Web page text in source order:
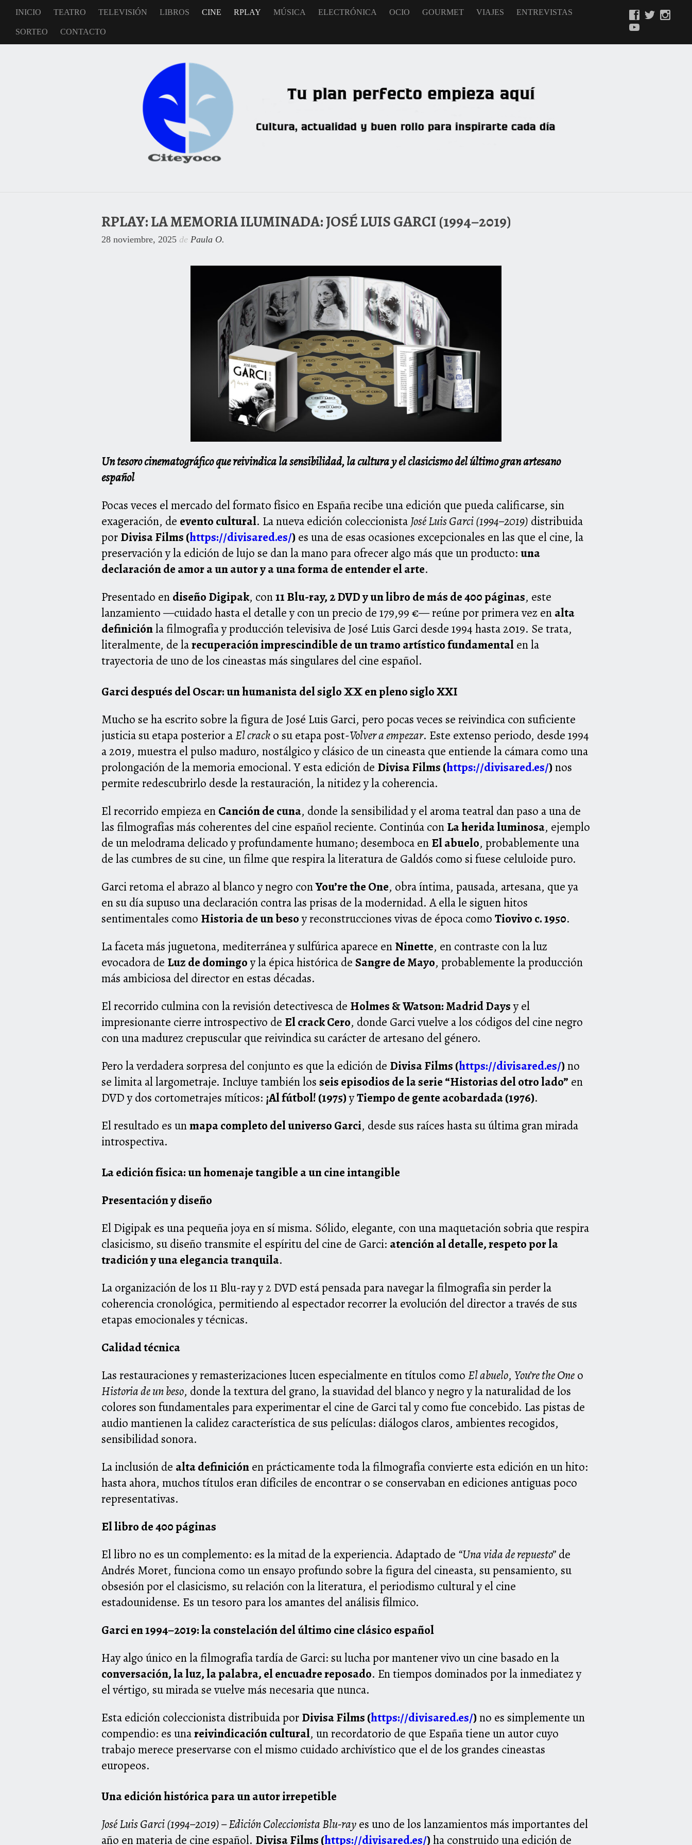
INICIO TEATRO TELEVISIÓN LIBROS CINE RPLAY MÚSICA ELECTRÓNICA OCIO GOURMET VIAJES ENTREVISTAS
SORTEO CONTACTO
RPLAY: LA MEMORIA ILUMINADA: JOSÉ LUIS GARCI (1994–2019)
28 noviembre, 2025 de Paula O.
Un tesoro cinematográfico que reivindica la sensibilidad, la cultura y el clasicismo del último gran artesano
español
Pocas veces el mercado del formato físico en España recibe una edición que pueda calificarse, sin
exageración, de evento cultural. La nueva edición coleccionistaJosé Luis Garci (1994–2019) distribuida
porDivisa Films (https://divisared.es/) es una de esas ocasiones excepcionales en las que el cine, la
preservación y la edición de lujo se dan la mano para ofrecer algo más que un producto:una
declaración de amor a un autor y a una forma de entender el arte.
Presentado endiseño Digipak, con11 Blu-ray, 2 DVD y un libro de más de 400 páginas, este
lanzamiento —cuidado hasta el detalle y con un precio de 179,99 €— reúne por primera vez enalta
definiciónla filmografía y producción televisiva de José Luis Garci desde 1994 hasta 2019. Se trata,
literalmente, de larecuperación imprescindible de un tramo artístico fundamentalen la
trayectoria de uno de los cineastas más singulares del cine español.
Garci después del Oscar: un humanista del siglo XX en pleno siglo XXI
Mucho se ha escrito sobre la figura de José Luis Garci, pero pocas veces se reivindica con suficiente
justicia su etapa posterior aEl cracko su etapa post-Volver a empezar. Este extenso periodo, desde 1994
a 2019, muestra el pulso maduro, nostálgico y clásico de un cineasta que entiende la cámara como una
prolongación de la memoria emocional. Y esta edición de Divisa Films (https://divisared.es/)nos
permite redescubrirlo desde la restauración, la nitidez y la coherencia.
El recorrido empieza enCanción de cuna, donde la sensibilidad y el aroma teatral dan paso a una de
las filmografías más coherentes del cine español reciente. Continúa conLa herida luminosa, ejemplo
de un melodrama delicado y profundamente humano; desemboca enEl abuelo, probablemente una
de las cumbres de su cine, un filme que respira la literatura de Galdós como si fuese celuloide puro.
Garci retoma el abrazo al blanco y negro conYou’re the One, obra íntima, pausada, artesana, que ya
en su día supuso una declaración contra las prisas de la modernidad. A ella le siguen hitos
sentimentales como Historia de un besoy reconstrucciones vivas de época comoTiovivo c. 1950.
La faceta más juguetona, mediterránea y sulfúrica aparece enNinette, en contraste con la luz
evocadora de Luz de domingoy la épica histórica deSangre de Mayo, probablemente la producción
más ambiciosa del director en estas décadas.
El recorrido culmina con la revisión detectivesca de Holmes & Watson: Madrid Daysy el
impresionante cierre introspectivo de El crack Cero, donde Garci vuelve a los códigos del cine negro
con una madurez crepuscular que reivindica su carácter de artesano del género.
Pero la verdadera sorpresa del conjunto es que la edición de Divisa Films (https://divisared.es/)no
se limita al largometraje. Incluye también losseis episodios de la serie “Historias del otro lado” en
DVD y dos cortometrajes míticos: ¡Al fútbol! (1975)yTiempo de gente acobardada (1976).
El resultado es unmapa completo del universo Garci, desde sus raíces hasta su última gran mirada
introspectiva.
La edición física: un homenaje tangible a un cine intangible
Presentación y diseño
El Digipak es una pequeña joya en sí misma. Sólido, elegante, con una maquetación sobria que respira
clasicismo, su diseño transmite el espíritu del cine de Garci: atención al detalle, respeto por la
tradición y una elegancia tranquila.
La organización de los 11 Blu-ray y 2 DVD está pensada para navegar la filmografía sin perder la
coherencia cronológica, permitiendo al espectador recorrer la evolución del director a través de sus
etapas emocionales y técnicas.
Calidad técnica
Las restauraciones y remasterizaciones lucen especialmente en títulos comoEl abuelo, You’re the Oneo
Historia de un beso, donde la textura del grano, la suavidad del blanco y negro y la naturalidad de los
colores son fundamentales para experimentar el cine de Garci tal y como fue concebido. Las pistas de
audio mantienen la calidez característica de sus películas: diálogos claros, ambientes recogidos,
sensibilidad sonora.
La inclusión de alta definiciónen prácticamente toda la filmografía convierte esta edición en un hito:
hasta ahora, muchos títulos eran difíciles de encontrar o se conservaban en ediciones antiguas poco
representativas.
El libro de 400 páginas
El libro no es un complemento: es la mitad de la experiencia. Adaptado de “Una vida de repuesto”de
Andrés Moret, funciona como un ensayo profundo sobre la figura del cineasta, su pensamiento, su
obsesión por el clasicismo, su relación con la literatura, el periodismo cultural y el cine
estadounidense. Es un tesoro para los amantes del análisis fílmico.
Garci en 1994–2019: la constelación del último cine clásico español
Hay algo único en la filmografía tardía de Garci: su lucha por mantener vivo un cine basado en la
conversación, la luz, la palabra, el encuadre reposado. En tiempos dominados por la inmediatez y
el vértigo, su mirada se vuelve más necesaria que nunca.
Esta edición coleccionista distribuida porDivisa Films (https://divisared.es/)no es simplemente un
compendio: es unareivindicación cultural, un recordatorio de que España tiene un autor cuyo
trabajo merece preservarse con el mismo cuidado archivístico que el de los grandes cineastas
europeos.
Una edición histórica para un autor irrepetible
José Luis Garci (1994–2019) – Edición Coleccionista Blu-rayes uno de los lanzamientos más importantes del
año en materia de cine español. Divisa Films (https://divisared.es/)ha construido una edición de